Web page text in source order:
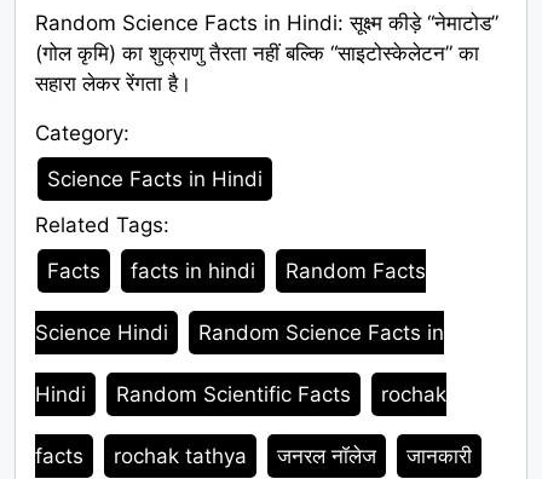
Random Science Facts in Hindi: सूक्ष्म कीड़े “नेमाटोड”
(गोल कृमि) का शुक्राणु तैरता नहीं बल्कि “साइटोस्केलेटन” का
सहारा लेकर रेंगता है।
Category:
Category
Science Facts in Hindi
Related Tags:
Tags
Facts facts in hindi Random Facts
Science Hindi Random Science Facts in
Hindi Random Scientific Facts rochak
facts rochak tathya जनरल नॉलेज जानकारी